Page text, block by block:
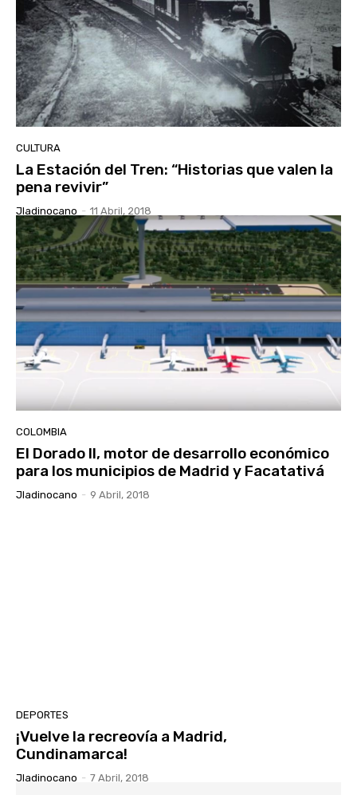
CULTURA
La Estación del Tren: “Historias que valen la
pena revivir”
Jladinocano - 11 Abril, 2018
COLOMBIA
El Dorado II, motor de desarrollo económico
para los municipios de Madrid y Facatativá
Jladinocano - 9 Abril, 2018
DEPORTES
¡Vuelve la recreovía a Madrid,
Cundinamarca!
Jladinocano - 7 Abril, 2018